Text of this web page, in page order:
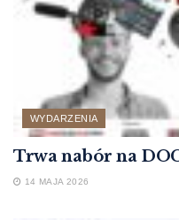
WYDARZENIA
Trwa nabór na
14 MAJA 2026